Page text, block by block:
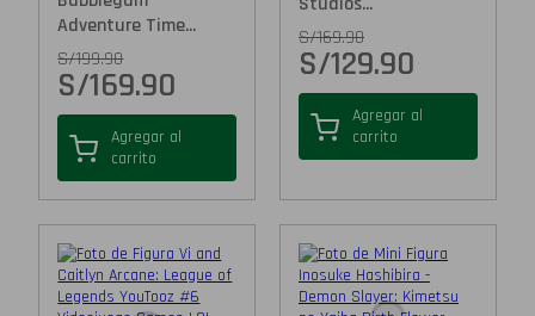
Adventure Time...
S/199.90
S/169.90
Agregar al
carrito
S/169.90
S/129.90
Agregar al
carrito